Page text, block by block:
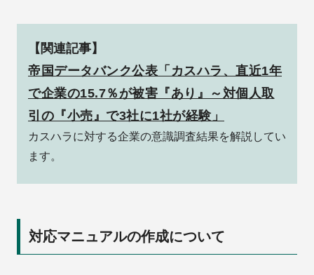
【関連記事】
帝国データバンク公表「カスハラ、直近1年
で企業の15.7％が被害『あり』～対個人取
引の『小売』で3社に1社が経験」
カスハラに対する企業の意識調査結果を解説してい
ます。
対応マニュアルの作成について